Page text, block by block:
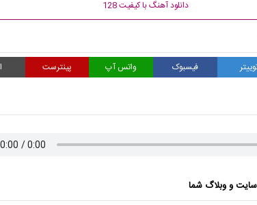
دانلود آهنگ با کیفیت 128
فیسبوک واتس آپ پینترست
و وبلاگ شما